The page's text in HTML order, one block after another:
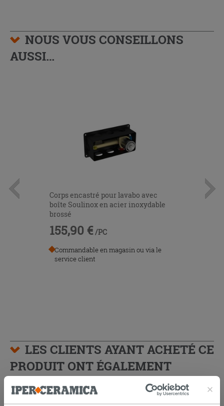
NOUS VOUS CONSEILLONS
AUSSI…
Corps encastré pour lavabo avec
boîte Soulinox en acier inoxydable
brossé
155,90 € /PC
Commandable en magasin ou via le
service client
LES CLIENTS AYANT ACHETÉ CE
PRODUIT ONT ÉGALEMENT
ACHETÉ